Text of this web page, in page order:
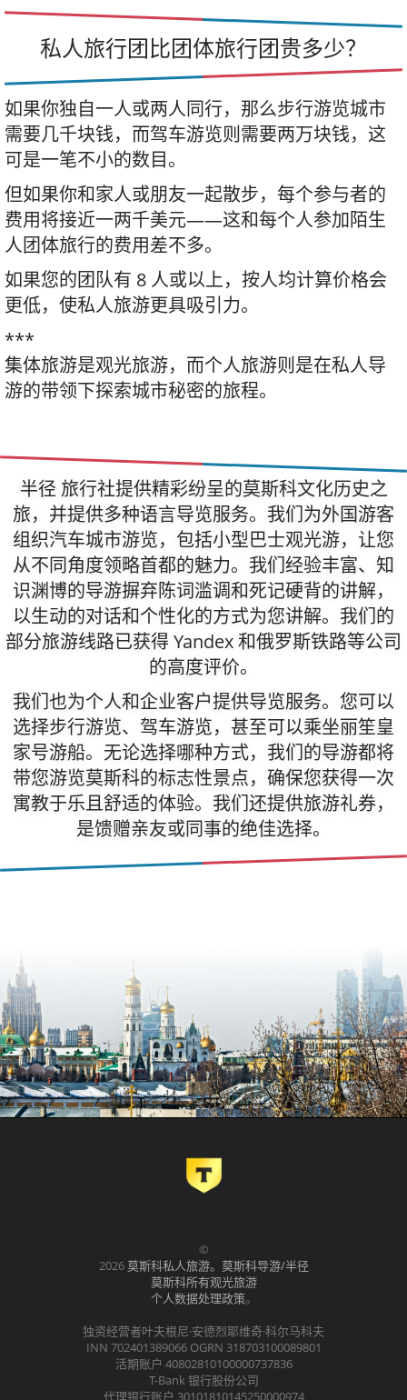
私人旅行团比团体旅行团贵多少？
如果你独自一人或两人同行，那么步行游览城市
需要几千块钱，而驾车游览则需要两万块钱，这
可是一笔不小的数目。
但如果你和家人或朋友一起散步，每个参与者的
费用将接近一两千美元——这和每个人参加陌生
人团体旅行的费用差不多。
如果您的团队有 8 人或以上，按人均计算价格会
更低，使私人旅游更具吸引力。
***
集体旅游是观光旅游，而个人旅游则是在私人导
游的带领下探索城市秘密的旅程。
半径 旅行社提供精彩纷呈的莫斯科文化历史之
旅，并提供多种语言导览服务。我们为外国游客
组织汽车城市游览，包括小型巴士观光游，让您
从不同角度领略首都的魅力。我们经验丰富、知
识渊博的导游摒弃陈词滥调和死记硬背的讲解，
以生动的对话和个性化的方式为您讲解。我们的
部分旅游线路已获得 Yandex 和俄罗斯铁路等公司
的高度评价。
我们也为个人和企业客户提供导览服务。您可以
选择步行游览、驾车游览，甚至可以乘坐丽笙皇
家号游船。无论选择哪种方式，我们的导游都将
带您游览莫斯科的标志性景点，确保您获得一次
寓教于乐且舒适的体验。我们还提供旅游礼券，
是馈赠亲友或同事的绝佳选择。
©
2026莫斯科私人旅游。莫斯科导游/半径
莫斯科所有观光旅游
个人数据处理政策。
独资经营者叶夫根尼·安德烈耶维奇·科尔马科夫
INN 702401389066 OGRN 318703100089801
活期账户 40802810100000737836
T-Bank 银行股份公司
代理银行账户 30101810145250000974